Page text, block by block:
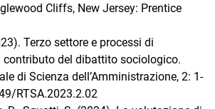
Cliffs, New Jersey: Prentice
Terzo settore e processi di
contributo del dibattito sociologico.
di Scienza dell’Amministrazione, 2: 1-
RTSA.2023.2.02